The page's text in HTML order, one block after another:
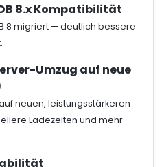
8.x Kompatibilität
8 migriert — deutlich bessere
Umzug auf neue
neuen, leistungsstärkeren
Ladezeiten und mehr